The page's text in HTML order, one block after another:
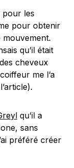
pour les
pour obtenir
qu’il était
cheveux
me l’a
qu’il a
sans
préféré créer